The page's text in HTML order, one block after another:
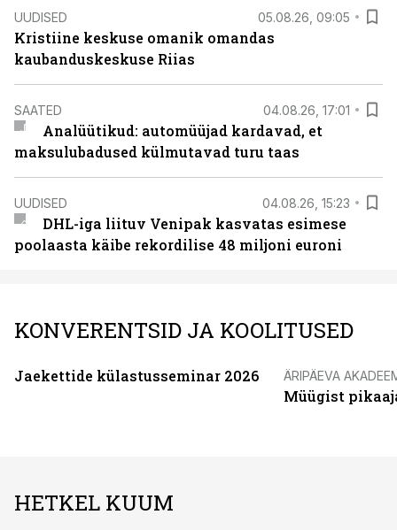
UUDISED 05.08.26, 09:05
Kristiine keskuse omanik omandas
kaubanduskeskuse Riias
SAATED 04.08.26, 17:01
Analüütikud: automüüjad kardavad, et
maksulubadused külmutavad turu taas
UUDISED 04.08.26, 15:23
DHL-iga liituv Venipak kasvatas esimese
poolaasta käibe rekordilise 48 miljoni euroni
KONVERENTSID JA KOOLITUSED
Jaekettide külastusseminar 2026 ÄRIPÄEVA
Müügist
HETKEL KUUM